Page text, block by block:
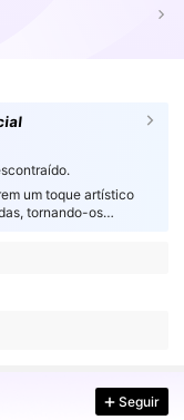
um toque artístico
tornando-os
Seguir